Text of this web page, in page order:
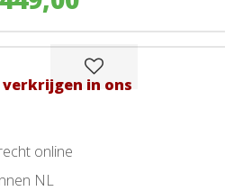
in ons
online
NL